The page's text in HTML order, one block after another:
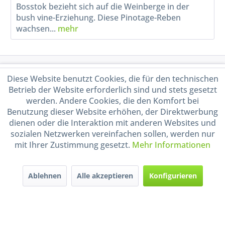
Bosstok bezieht sich auf die Weinberge in der
bush vine-Erziehung. Diese Pinotage-Reben
wachsen... mehr
Service Hotline
Shop Service
Informationen
Handel mit BIO-Weinen
durch DE-ÖKO-009
Diese Website benutzt Cookies, die für den technischen
Betrieb der Website erforderlich sind und stets gesetzt
werden. Andere Cookies, die den Komfort bei
Benutzung dieser Website erhöhen, der Direktwerbung
dienen oder die Interaktion mit anderen Websites und
sozialen Netzwerken vereinfachen sollen, werden nur
mit Ihrer Zustimmung gesetzt. Mehr Informationen
Ablehnen Alle akzeptieren Konfigurieren